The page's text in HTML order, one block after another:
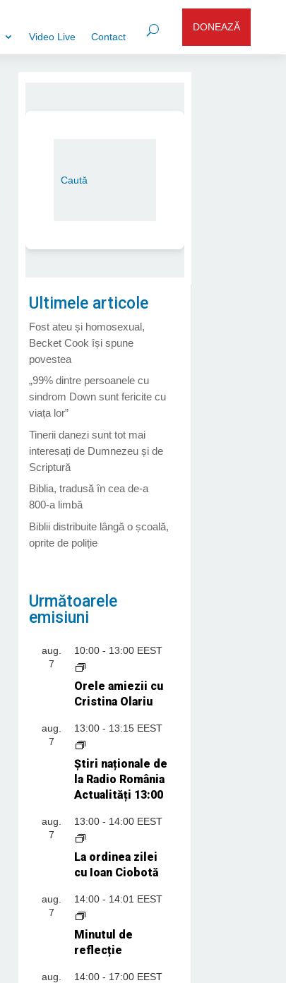
Video Live Contact
DONEAZĂ
Ultimele articole
Fost ateu și homosexual,
Becket Cook își spune
povestea
„99% dintre persoanele cu
sindrom Down sunt fericite cu
viața lor”
Tinerii danezi sunt tot mai
interesați de Dumnezeu și de
Scriptură
Biblia, tradusă în cea de-a
800-a limbă
Biblii distribuite lângă o școală,
oprite de poliție
Următoarele
emisiuni
aug.
7
10:00- 13:00 EEST
Orele amiezii cu
Cristina Olariu
aug.
7
13:00- 13:15 EEST
Știri naționale de
la Radio România
Actualități 13:00
aug.
7
13:00- 14:00 EEST
La ordinea zilei
cu Ioan Ciobotă
aug.
7
14:00- 14:01 EEST
Minutul de
reflecție
aug.
14:00- 17:00 EEST